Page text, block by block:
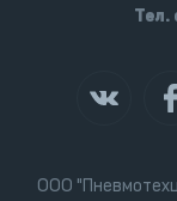
ООО
Тел.